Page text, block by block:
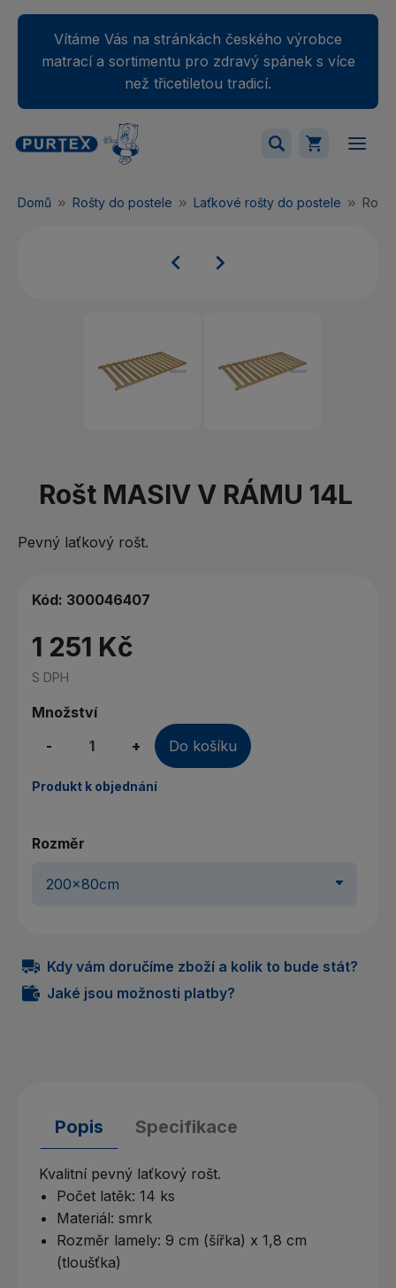
Vítáme Vás na stránkách českého výrobce
matrací a sortimentu pro zdravý spánek s více
než třicetiletou tradicí.
Váš nákupný košík je momentálne prázdny.
Domů Rošty do postele Laťkové rošty do postele Rošt
 
Rošt MASIV V RÁMU 14L
Pevný laťkový rošt.
Kód: 300046407
1 251 Kč
S DPH
Množství
-
+ Do košíku
Produkt k objednání
Rozměr
Kdy vám doručíme zboží a kolik to bude stát?
Jaké jsou možnosti platby?
Popis Specifikace
Kvalitní pevný laťkový rošt.
Počet latěk: 14 ks
Materiál: smrk
Rozměr lamely: 9 cm (šířka) x 1,8 cm
(tloušťka)